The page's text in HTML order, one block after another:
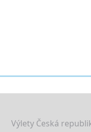
Výlety Česká